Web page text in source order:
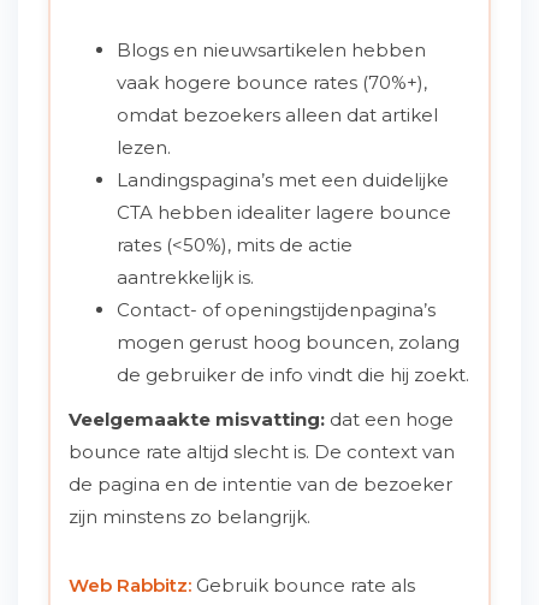
Blogs en nieuwsartikelen hebben
vaak hogere bounce rates (70%+),
omdat bezoekers alleen dat artikel
lezen.
Landingspagina’s met een duidelijke
CTA hebben idealiter lagere bounce
rates (<50%), mits de actie
aantrekkelijk is.
Contact- of openingstijdenpagina’s
mogen gerust hoog bouncen, zolang
de gebruiker de info vindt die hij zoekt.
Veelgemaakte misvatting: dat een hoge
bounce rate altijd slecht is. De context van
de pagina en de intentie van de bezoeker
zijn minstens zo belangrijk.
Web Rabbitz: Gebruik bounce rate als